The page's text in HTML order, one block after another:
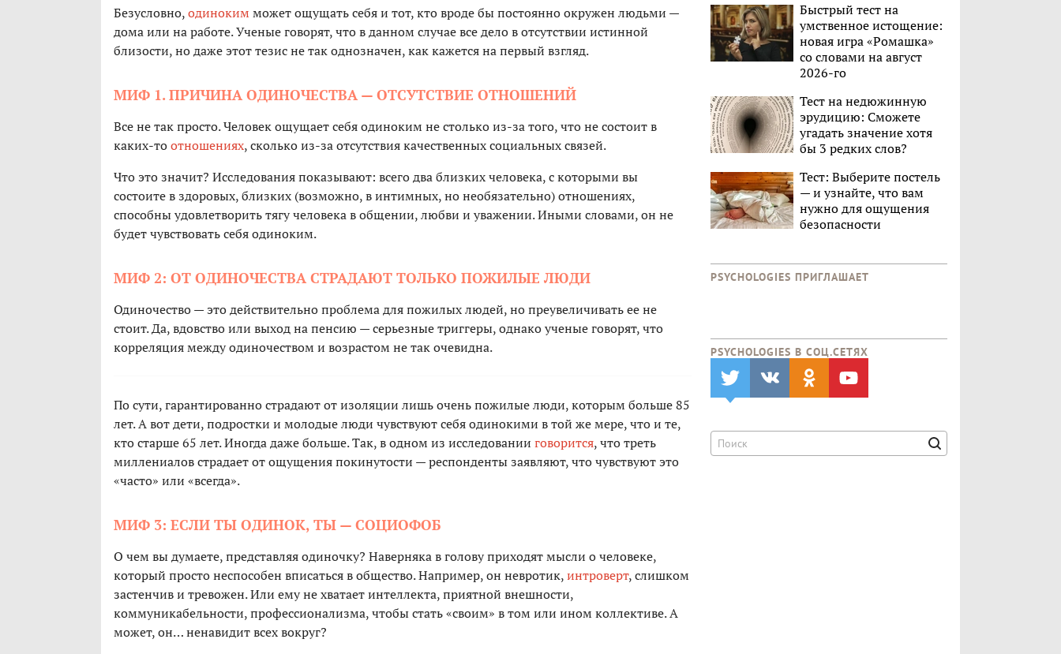
Безусловно,одиноким может ощущать себя и тот, кто вроде бы постоянно окружен людьми —
дома или на работе. Ученые говорят, что в данном случае все дело в отсутствии истинной
близости, но даже этот тезис не так однозначен, как кажется на первый взгляд.
МИФ 1. ПРИЧИНА ОДИНОЧЕСТВА — ОТСУТСТВИЕ ОТНОШЕНИЙ
Все не так просто. Человек ощущает себя одиноким не столько из-за того, что не состоит в
каких-тоотношениях, сколько из-за отсутствия качественных социальных связей.
Что это значит? Исследования показывают: всего два близких человека, с которыми вы
состоите в здоровых, близких (возможно, в интимных, но необязательно) отношениях,
способны удовлетворить тягу человека в общении, любви и уважении. Иными словами, он не
будет чувствовать себя одиноким.
МИФ 2: ОТ ОДИНОЧЕСТВА СТРАДАЮТ ТОЛЬКО ПОЖИЛЫЕ ЛЮДИ
Одиночество — это действительно проблема для пожилых людей, но преувеличивать ее не
стоит. Да, вдовство или выход на пенсию — серьезные триггеры, однако ученые говорят, что
корреляция между одиночеством и возрастом не так очевидна.
По сути, гарантированно страдают от изоляции лишь очень пожилые люди, которым больше 85
лет. А вот дети, подростки и молодые люди чувствуют себя одинокими в той же мере, что и те,
кто старше 65 лет. Иногда даже больше. Так, в одном из исследовании говорится, что треть
миллениалов страдает от ощущения покинутости — респонденты заявляют, что чувствуют это
«часто» или «всегда».
МИФ 3: ЕСЛИ ТЫ ОДИНОК, ТЫ — СОЦИОФОБ
О чем вы думаете, представляя одиночку? Наверняка в голову приходят мысли о человеке,
который просто неспособен вписаться в общество. Например, он невротик,интроверт, слишком
застенчив и тревожен. Или ему не хватает интеллекта, приятной внешности,
коммуникабельности, профессионализма, чтобы стать «своим» в том или ином коллективе. А
может, он… ненавидит всех вокруг?
Быстрый тест на
умственное истощение:
новая игра «Ромашка»
со словами на август
2026-го
Тест на недюжинную
эрудицию: Сможете
угадать значение хотя
бы 3 редких слов?
Тест: Выберите постель
— и узнайте, что вам
нужно для ощущения
безопасности
PSYCHOLOGIES ПРИГЛАШАЕТ
PSYCHOLOGIES В CОЦ.СЕТЯХ